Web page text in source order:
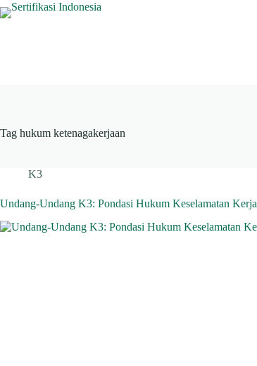
Skip
to
Tag hukum ketenagakerjaan
K3
Undang-Undang K3: Pondasi Hukum Keselamatan Kerja